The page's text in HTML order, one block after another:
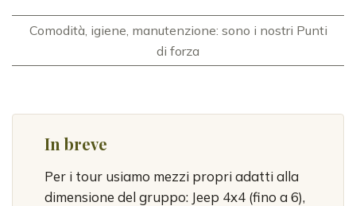
Comodità, igiene, manutenzione: sono i nostri Punti
di forza
In breve
Per i tour usiamo mezzi propri adatti alla
dimensione del gruppo: Jeep 4x4 (fino a 6),